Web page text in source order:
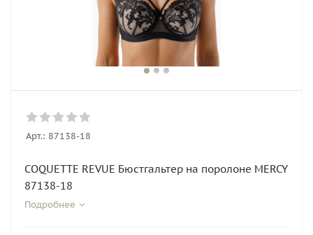
Арт.: 87138-18
COQUETTE REVUE Бюстгальтер на поролоне MERCY
87138-18
Подробнее